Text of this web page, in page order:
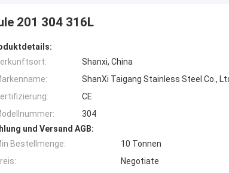
201 304 316L
Shanxi, China
ShanXi Taigang Stainless Steel Co.,
CE
304
und Versand AGB:
Bestellmenge:
10 Tonnen
Negotiate